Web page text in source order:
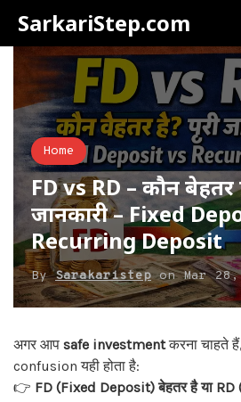
SarkariStep.com
Home
FD vs RD – कौन बेहतर
जानकारी – Fixed
Recurring Deposit
BySarakaristeponMar
अगर आप safe investmentकरना चाहते
confusion यही होता है:
👉 FD (Fixed Deposit) बेहतर है या